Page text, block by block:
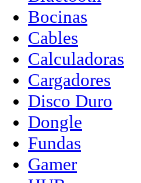
Bocinas
Cables
Calculadoras
Cargadores
Disco Duro
Dongle
Fundas
Gamer